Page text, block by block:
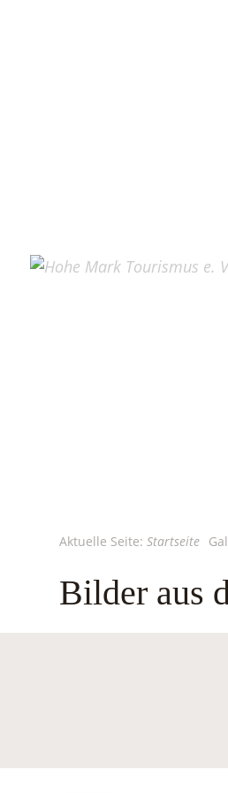
Aktuelle Seite:Startseite
Bilder aus